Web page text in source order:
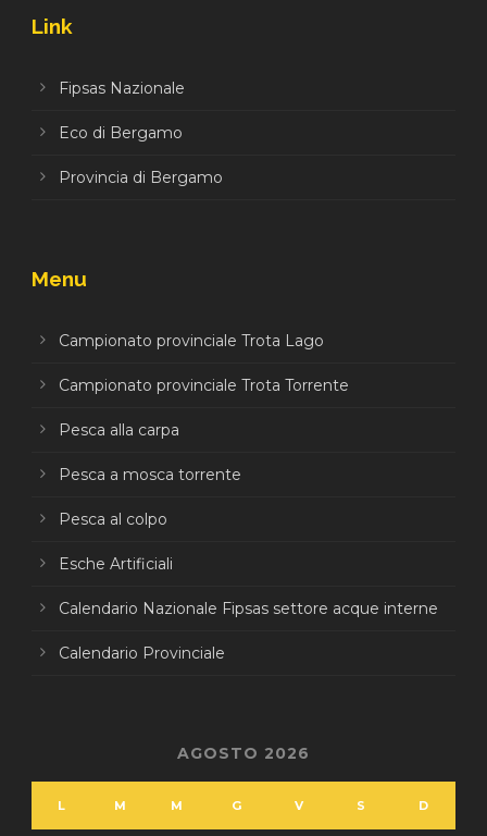
Link
Fipsas Nazionale
Eco di Bergamo
Provincia di Bergamo
Menu
Campionato provinciale Trota Lago
Campionato provinciale Trota Torrente
Pesca alla carpa
Pesca a mosca torrente
Pesca al colpo
Esche Artificiali
Calendario Nazionale Fipsas settore acque interne
Calendario Provinciale
AGOSTO 2026
L M M G V S D